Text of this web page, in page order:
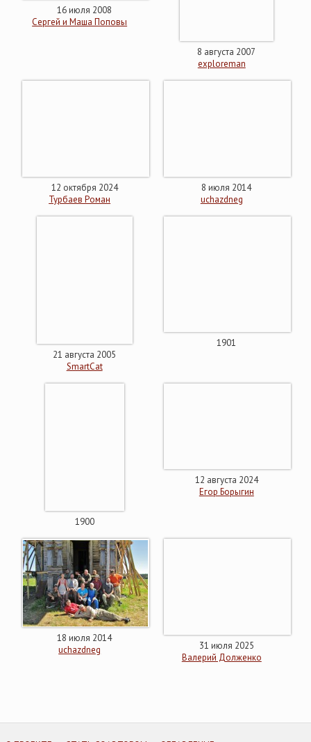
16 июля 2008
Сергей и Маша Поповы
8 августа 2007
exploreman
12 октября 2024
Турбаев Роман
8 июля 2014
uchazdneg
21 августа 2005
SmartCat
1901
1900
12 августа 2024
Егор Борыгин
18 июля 2014
uchazdneg
31 июля 2025
Валерий Долженко